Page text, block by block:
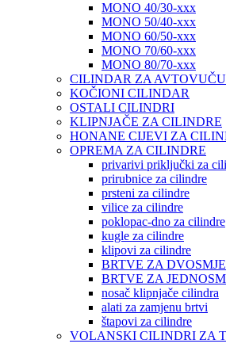
MONO 40/30-xxx
MONO 50/40-xxx
MONO 60/50-xxx
MONO 70/60-xxx
MONO 80/70-xxx
CILINDAR ZA AVTOVUČU
KOČIONI CILINDAR
OSTALI CILINDRI
KLIPNJAČE ZA CILINDRE
HONANE CIJEVI ZA
OPREMA ZA CILINDRE
privarivi priključki za
prirubnice za cilindre
prsteni za cilindre
vilice za cilindre
poklopac-dno za cilindre
kugle za cilindre
klipovi za cilindre
BRTVE ZA
BRTVE ZA
nosač klipnjače cilindra
alati za zamjenu brtvi
štapovi za cilindre
VOLANSKI CILINDRI ZA